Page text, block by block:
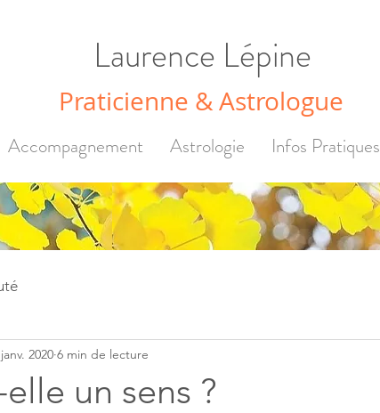
Laurence Lépine
Praticienne & Astrologue
Accompagnement Astrologie Infos Pratiques
un sens ?
2020 6 min de lecture